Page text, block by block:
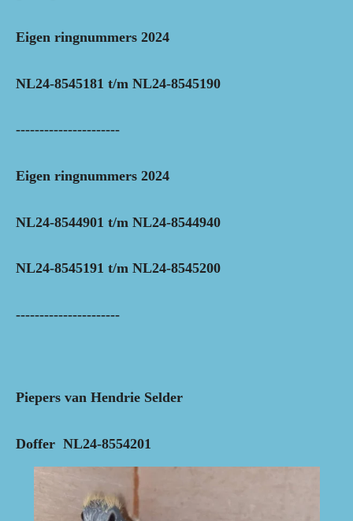
Eigen ringnummers 2024
NL24-8545181 t/m NL24-8545190
----------------------
Eigen ringnummers 2024
NL24-8544901 t/m NL24-8544940
NL24-8545191 t/m NL24-8545200
----------------------
Piepers van Hendrie Selder
Doffer NL24-8554201